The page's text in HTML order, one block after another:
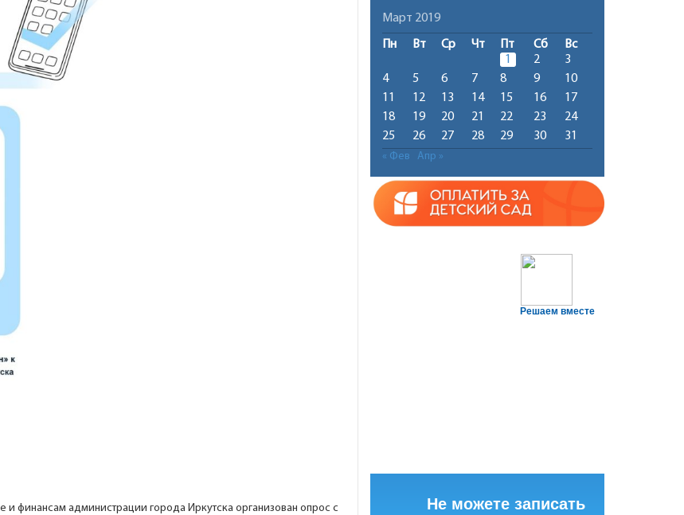
финансам администрации города Иркутска организован опрос с
Март 2019
Пн Вт Ср Чт Пт Сб
Вс
1
2
3
4
5 6 7 8 9
10
11
12 13 14 15 16
17
18
19 20 21 22 23
24
25
26 27 28 29 30 31
« Фев Апр »
Решаем вместе
Не можете записать